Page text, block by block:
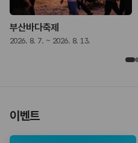
부산바다축제
2026. 8. 7. ~ 2026. 8. 13.
이벤트